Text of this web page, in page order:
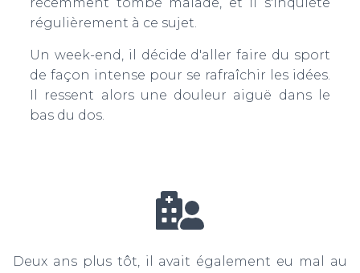
régulièrement à ce sujet.
Un week-end, il décide d'aller faire du sport
de façon intense pour se rafraîchir les idées.
Il ressent alors une douleur aiguë dans le
bas du dos.
Deux ans plus tôt, il avait également eu mal au